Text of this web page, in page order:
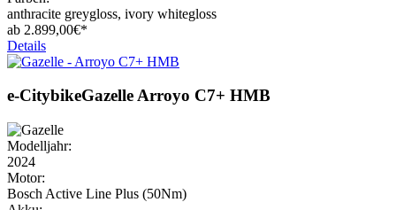
anthracite greygloss, ivory whitegloss
ab 2.899,00€*
Details
e-CitybikeGazelleArroyo C7+ HMB
Modelljahr:
2024
Motor:
Bosch Active Line Plus (50Nm)